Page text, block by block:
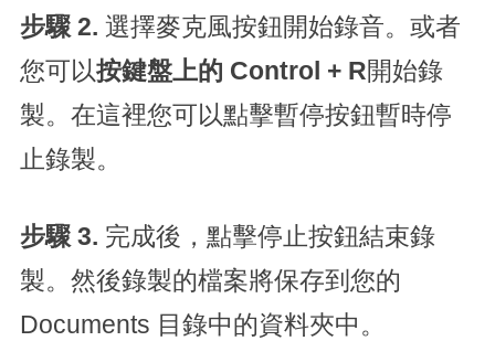
步驟 2. 選擇麥克風按鈕開始錄音。或者
您可以按鍵盤上的 Control + R開始錄
製。在這裡您可以點擊暫停按鈕暫時停
止錄製。
步驟 3. 完成後，點擊停止按鈕結束錄
製。然後錄製的檔案將保存到您的
Documents 目錄中的資料夾中。